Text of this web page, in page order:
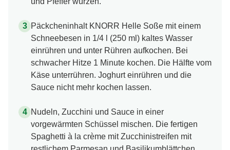
Päckcheninhalt KNORR Helle Soße mit einem
Schneebesen in 1/4 l (250 ml) kaltes Wasser
einrühren und unter Rühren aufkochen. Bei
schwacher Hitze 1 Minute kochen. Die Hälfte vom
Käse unterrühren. Joghurt einrühren und die
Sauce nicht mehr kochen lassen.
Nudeln, Zucchini und Sauce in einer
vorgewärmten Schüssel mischen. Die fertigen
Spaghetti à la crème mit Zucchinistreifen mit